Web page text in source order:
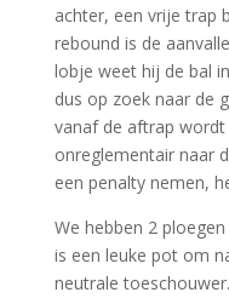
achter, een vrije trap
rebound is de
lobje weet hij de bal
dus op zoek naar de
vanaf de aftrap
onreglementair naar
een penalty nemen,
We hebben 2
is een leuke pot om
neutrale